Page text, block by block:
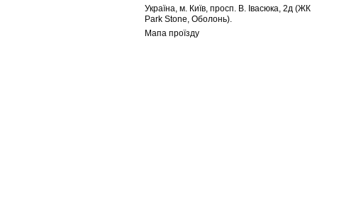
Українa, м. Київ, просп. В. Івасюка, 2д (ЖК
Park Stone, Оболонь).
Мапа проїзду